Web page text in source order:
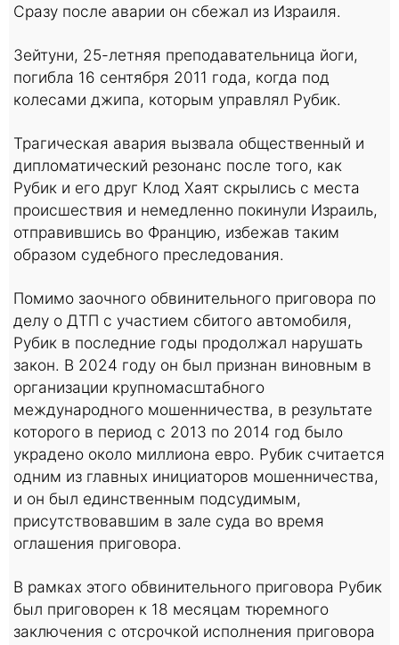
Сразу после аварии он сбежал из Израиля.
Зейтуни, 25-летняя преподавательница йоги,
погибла 16 сентября 2011 года, когда под
колесами джипа, которым управлял Рубик.
Трагическая авария вызвала общественный и
дипломатический резонанс после того, как
Рубик и его друг Клод Хаят скрылись с места
происшествия и немедленно покинули Израиль,
отправившись во Францию, избежав таким
образом судебного преследования.
Помимо заочного обвинительного приговора по
делу о ДТП с участием сбитого автомобиля,
Рубик в последние годы продолжал нарушать
закон. В 2024 году он был признан виновным в
организации крупномасштабного
международного мошенничества, в результате
которого в период с 2013 по 2014 год было
украдено около миллиона евро. Рубик считается
одним из главных инициаторов мошенничества,
и он был единственным подсудимым,
присутствовавшим в зале суда во время
оглашения приговора.
В рамках этого обвинительного приговора Рубик
был приговорен к 18 месяцам тюремного
заключения с отсрочкой исполнения приговора